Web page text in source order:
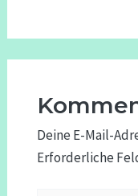
Deine E-Mail-
Erforderliche